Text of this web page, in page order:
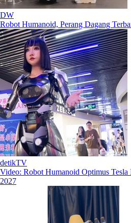
DW
Robot Humanoid, Perang Dagang
detikTV
Video: Robot Humanoid Optimus
2027